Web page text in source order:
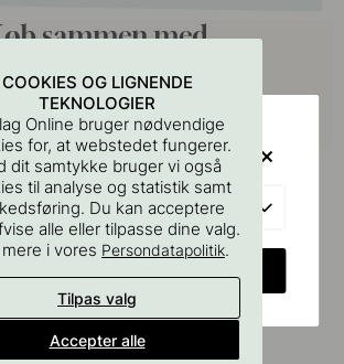
sammen med
Greb &
COOKIES OG LIGNENDE
TEKNOLOGIER
Online bruger nødvendige
for, at webstedet fungerer.
dit samtykke bruger vi også
til analyse og statistik samt
Du kan acceptere
alle eller tilpasse dine valg.
i vores Persondatapolitik.
Tilpas valg
Accepter alle
RATHER VISIT?